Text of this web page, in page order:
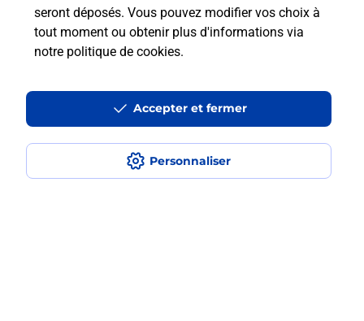
seront déposés. Vous pouvez modifier vos choix à
tout moment ou obtenir plus d'informations via
notre politique de cookies.
Personnaliser
Accepter et fermer
Comment retourner un colis acheté
en ligne depuis votre boîte aux lettres
Comment envoyer un colis ou faire un
retour chez un e-commerçant sans se
déplacer ?
Envoyer un petit colis au meilleur